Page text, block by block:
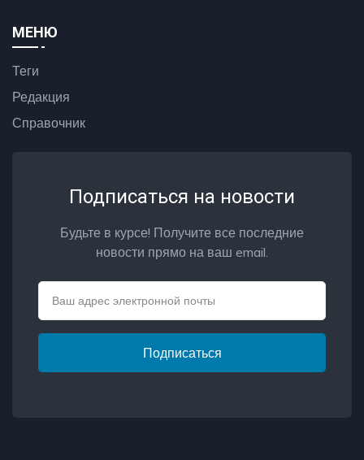
МЕНЮ
Теги
Редакция
Справочник
Подписаться на новости
Будьте в курсе! Получите все последние
новости прямо на ваш email.
Подписаться